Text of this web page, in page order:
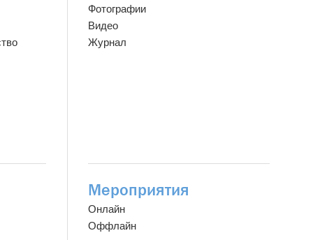
Фотографии
Видео
Журнал
Мероприятия
Онлайн
Оффлайн